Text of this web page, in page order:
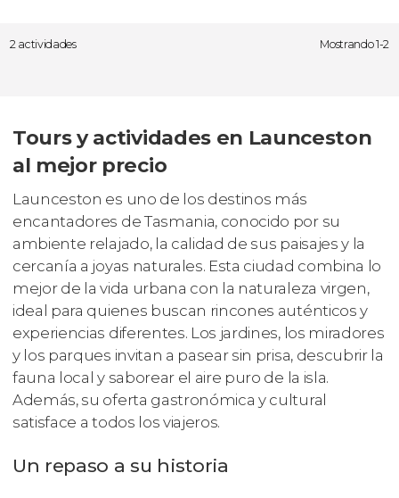
2 actividades Mostrando 1-2
Tours y actividades en Launceston
al mejor precio
Launceston es uno de los destinos más
encantadores de Tasmania, conocido por su
ambiente relajado, la calidad de sus paisajes y la
cercanía a joyas naturales. Esta ciudad combina lo
mejor de la vida urbana con la naturaleza virgen,
ideal para quienes buscan rincones auténticos y
experiencias diferentes. Los jardines, los miradores
y los parques invitan a pasear sin prisa, descubrir la
fauna local y saborear el aire puro de la isla.
Además, su oferta gastronómica y cultural
satisface a todos los viajeros.
Un repaso a su historia